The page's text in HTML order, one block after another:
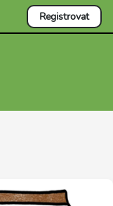
Registrovat